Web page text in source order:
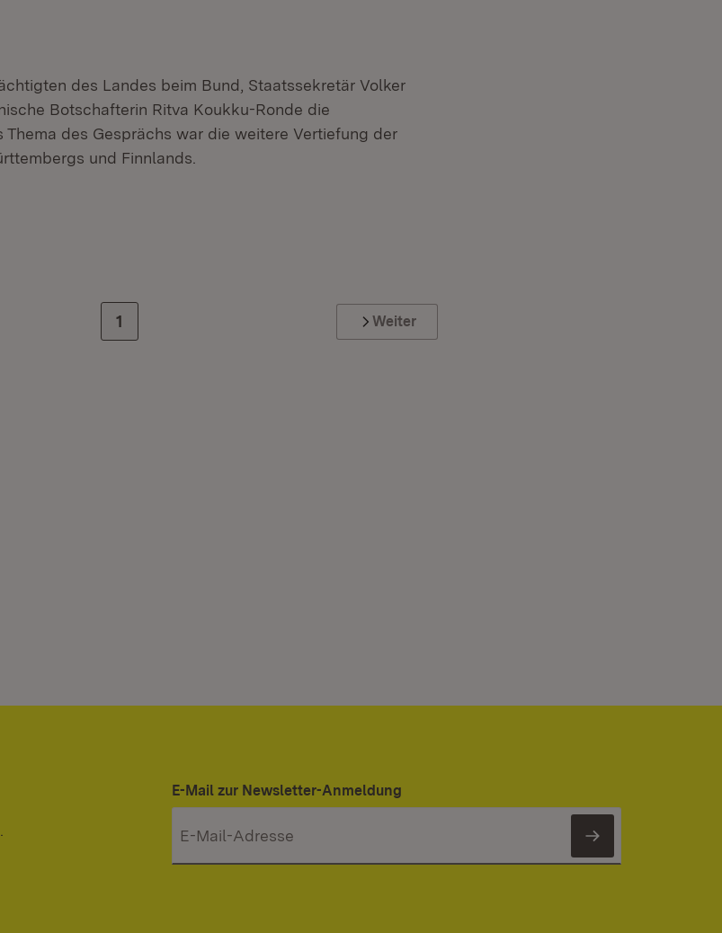
des Landes beim Bund, Staatssekretär Volker
Botschafterin Ritva Koukku-Ronde die
Thema des Gesprächs war die weitere Vertiefung der
und Finnlands.
Zur letzten Seite
1 Weiter
E-Mail zur Newsletter-Anmeldung
Newsletter